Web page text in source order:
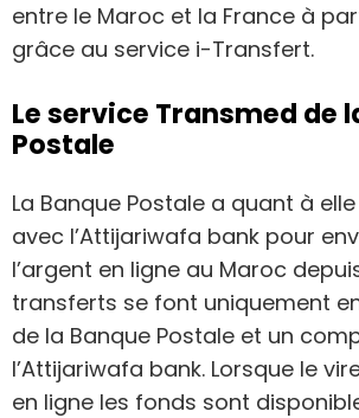
entre le Maroc et la France à
grâce au service i-Transfert.
Le service Transmed de
Postale
La Banque Postale a quant à
avec l’Attijariwafa bank pour
l’argent en ligne au Maroc
transferts se font uniquement
de la Banque Postale et un
l’Attijariwafa bank. Lorsque le
en ligne les fonds sont